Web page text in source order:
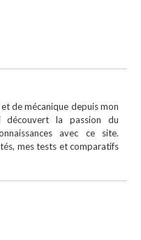
de mécanique depuis mon
découvert la passion du
avec ce site.
mes tests et comparatifs